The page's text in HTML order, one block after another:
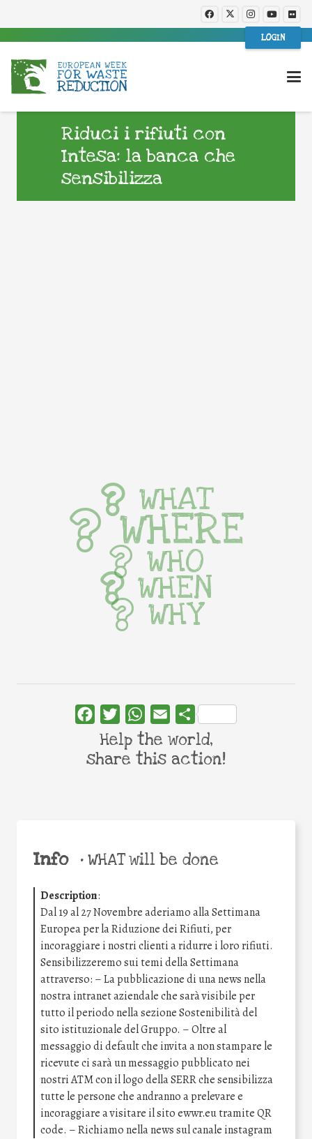
LOGIN
Riduci i rifiuti con
Intesa: la banca che
sensibilizza
Info •WHAT will be done
Description:
Dal 19 al 27 Novembre aderiamo alla Settimana
Europea per la Riduzione dei Rifiuti, per
incoraggiare i nostri clienti a ridurre i loro rifiuti.
Sensibilizzeremo sui temi della Settimana
attraverso: – La pubblicazione di una news nella
nostra intranet aziendale che sarà visibile per
tutto il periodo nella sezione Sostenibilità del
sito istituzionale del Gruppo. – Oltre al
messaggio di default che invita a non stampare le
ricevute ci sarà un messaggio pubblicato nei
nostri ATM con il logo della SERR che sensibilizza
tutte le persone che andranno a prelevare e
incoraggiare a visitare il sito ewwr.eu tramite QR
code. – Richiamo nella news sul canale instagram
WHAT
WHERE
WHO
WHEN
WHY
FacebookTwitterWhatsApp
Email Share
Help the world,
share this action!